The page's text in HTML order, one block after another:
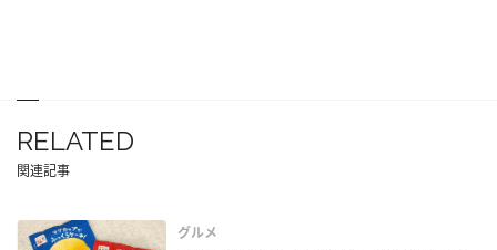
RELATED
関連記事
グルメ